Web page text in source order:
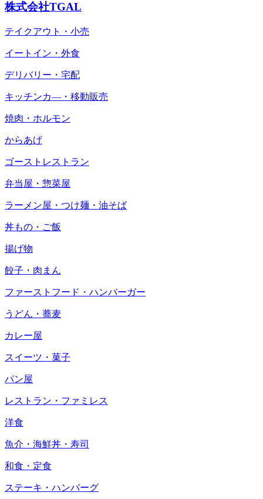
株式会社TGAL
テイクアウト・小売
イートイン・外食
デリバリー・宅配
キッチンカ―・移動販売
焼肉・ホルモン
からあげ
ゴーストレストラン
弁当屋・惣菜屋
ラーメン屋・つけ麺・油そば
丼もの・ご飯
揚げ物
餃子・肉まん
ファーストフード・ハンバーガー
うどん・蕎麦
カレー屋
スイーツ・菓子
パン屋
レストラン・ファミレス
洋食
魚介・海鮮丼・寿司
和食・定食
ステーキ・ハンバーグ